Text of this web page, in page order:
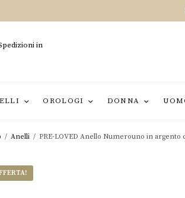
in
OROLOGI DONNA
/ Anelli / PRE-LOVED Anello Numerouno in argento